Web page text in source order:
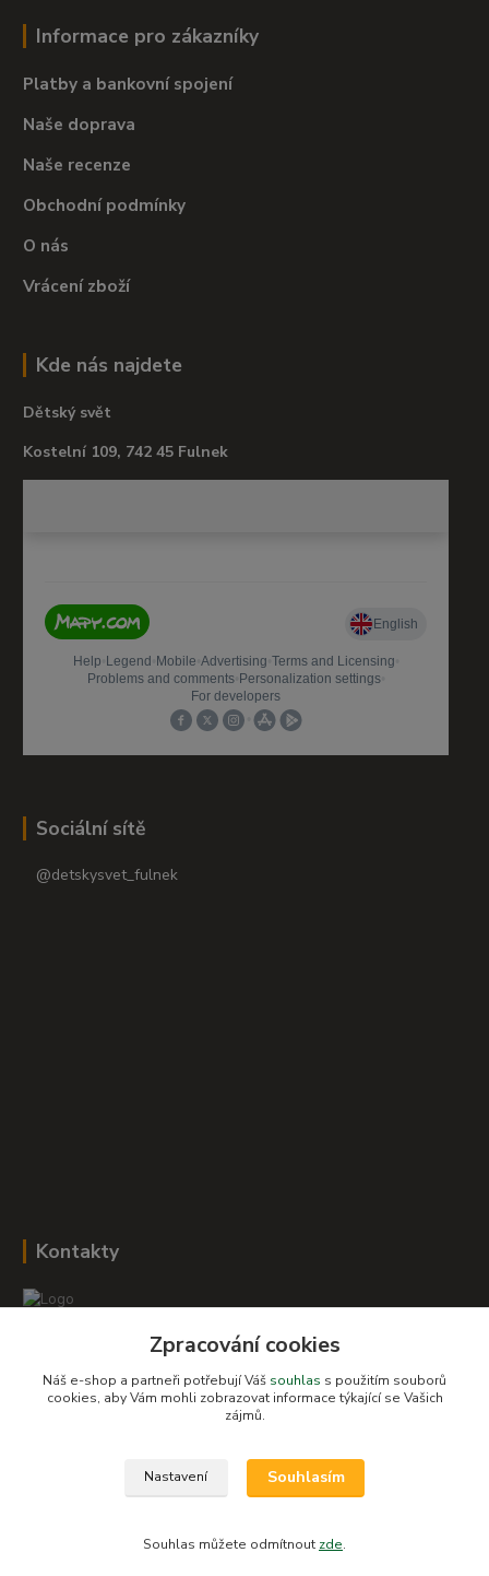
Informace pro zákazníky
Platby a bankovní spojení
Naše doprava
Naše recenze
Obchodní podmínky
O nás
Vrácení zboží
Kde nás najdete
Dětský svět
Kostelní 109, 742 45 Fulnek
Sociální sítě
@detskysvet_fulnek
Kontakty
+420 604 278 943
obchod-detskysvet@seznam.cz
Zpracování cookies
Náš e-shop a partneři potřebují Váš souhlas s použitím souborů
cookies, aby Vám mohli zobrazovat informace týkající se Vašich
zájmů.
Nastavení Souhlasím
Souhlas můžete odmítnout zde.